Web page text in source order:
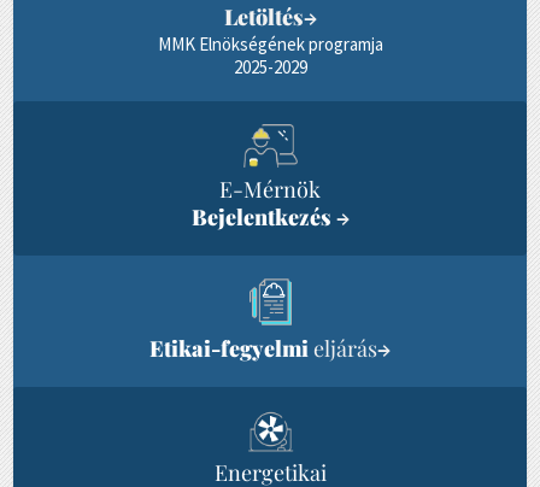
Letöltés→
MMK Elnökségének programja
2025-2029
E-Mérnök
Bejelentkezés →
Etikai-fegyelmi eljárás→
Energetikai